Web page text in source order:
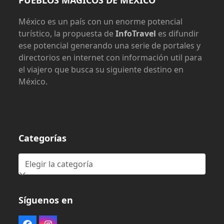
México es un país con un enorme potencial
turístico, la propuesta deInfoTravel es difundir
ese potencial generando una serie de portales y
directorios en internet con información util para
el viajero que busca su siguiente destino en
México.
Categorías
Categorías
Síguenos en